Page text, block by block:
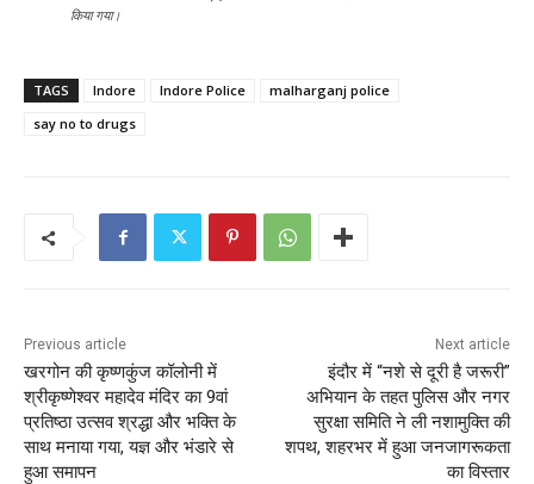
किया गया।
TAGS Indore Indore Police
malharganj police
say no to drugs
Previous article
खरगोन की कृष्णकुंज कॉलोनी में
श्रीकृष्णेश्वर महादेव मंदिर का 9वां
प्रतिष्ठा उत्सव श्रद्धा और भक्ति के
साथ मनाया गया, यज्ञ और भंडारे से
हुआ समापन
Next article
इंदौर में “नशे से दूरी है जरूरी”
अभियान के तहत पुलिस और नगर
सुरक्षा समिति ने ली नशामुक्ति की
शपथ, शहरभर में हुआ जनजागरूकता
का विस्तार